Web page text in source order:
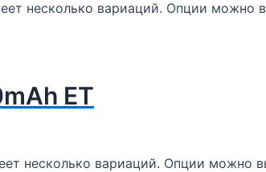
несколько вариаций. Опции можно
ET
несколько вариаций. Опции можно